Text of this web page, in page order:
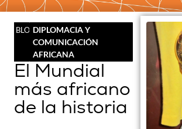
BLOGDIPLOMACIA Y
COMUNICACIÓN
AFRICANA
El Mundial
más africano
de la historia